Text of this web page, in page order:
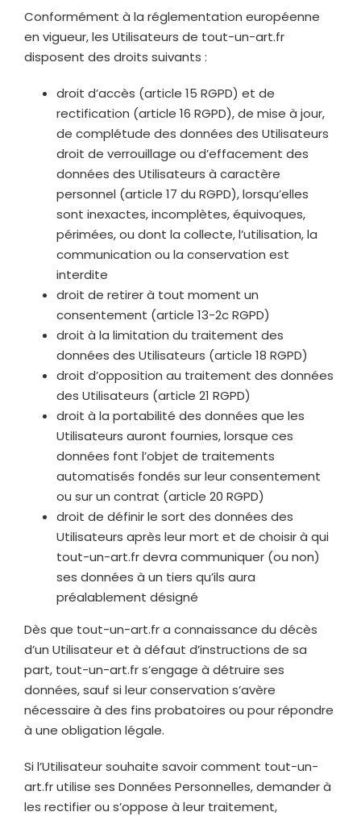
Conformément à la réglementation européenne
en vigueur, les Utilisateurs de tout-un-art.fr
disposent des droits suivants :
droit d’accès (article 15 RGPD) et de
rectification (article 16 RGPD), de mise à jour,
de complétude des données des Utilisateurs
droit de verrouillage ou d’effacement des
données des Utilisateurs à caractère
personnel (article 17 du RGPD), lorsqu’elles
sont inexactes, incomplètes, équivoques,
périmées, ou dont la collecte, l’utilisation, la
communication ou la conservation est
interdite
droit de retirer à tout moment un
consentement (article 13-2c RGPD)
droit à la limitation du traitement des
données des Utilisateurs (article 18 RGPD)
droit d’opposition au traitement des données
des Utilisateurs (article 21 RGPD)
droit à la portabilité des données que les
Utilisateurs auront fournies, lorsque ces
données font l’objet de traitements
automatisés fondés sur leur consentement
ou sur un contrat (article 20 RGPD)
droit de définir le sort des données des
Utilisateurs après leur mort et de choisir à qui
tout-un-art.frdevra communiquer (ou non)
ses données à un tiers qu’ils aura
préalablement désigné
Dès que tout-un-art.fra connaissance du décès
d’un Utilisateur et à défaut d’instructions de sa
part, tout-un-art.frs’engage à détruire ses
données, sauf si leur conservation s’avère
nécessaire à des fins probatoires ou pour répondre
à une obligation légale.
Si l’Utilisateur souhaite savoir comment tout-un-
art.frutilise ses Données Personnelles, demander à
les rectifier ou s’oppose à leur traitement,